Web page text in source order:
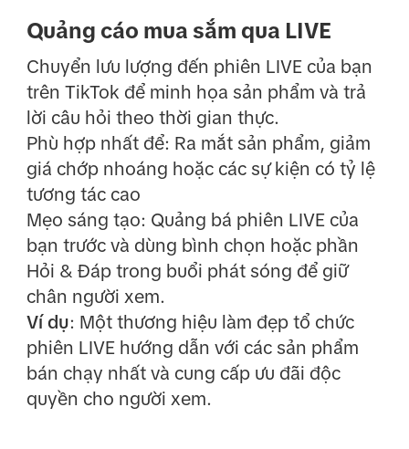
Quảng cáo mua sắm qua LIVE
Chuyển lưu lượng đến phiên LIVE của bạn
trên TikTok để minh họa sản phẩm và trả
lời câu hỏi theo thời gian thực.
Phù hợp nhất để: Ra mắt sản phẩm, giảm
giá chớp nhoáng hoặc các sự kiện có tỷ lệ
tương tác cao
Mẹo sáng tạo: Quảng bá phiên LIVE của
bạn trước và dùng bình chọn hoặc phần
Hỏi & Đáp trong buổi phát sóng để giữ
chân người xem.
Ví dụ: Một thương hiệu làm đẹp tổ chức
phiên LIVE hướng dẫn với các sản phẩm
bán chạy nhất và cung cấp ưu đãi độc
quyền cho người xem.